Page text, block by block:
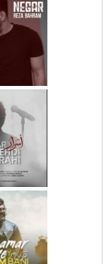
دانلود
خسروی
دانلود
بهرام
دانلود
یراحی